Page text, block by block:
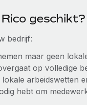
geschikt?
bedrijf:
maar geen
op volledige
arbeidswetten
hebt om